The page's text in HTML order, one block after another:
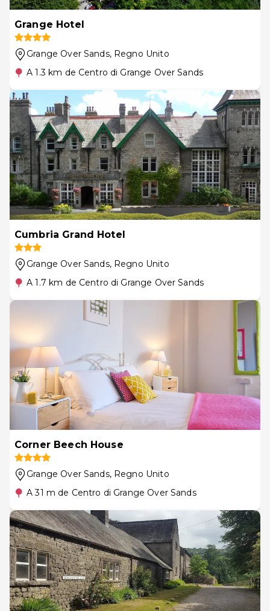
Grange Hotel
Grange Over Sands, Regno Unito
A 1.3 km de Centro di Grange Over Sands
Cumbria Grand Hotel
Grange Over Sands, Regno Unito
A 1.7 km de Centro di Grange Over Sands
Corner Beech House
Grange Over Sands, Regno Unito
A 31 m de Centro di Grange Over Sands